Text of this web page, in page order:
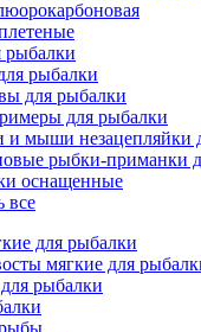
рыбалки
для рыбалки
для рыбалки
и мыши незацепляйки
рыбки-приманки
оснащенные
все
для рыбалки
мягкие для
рыбалки